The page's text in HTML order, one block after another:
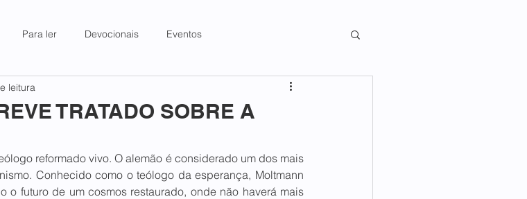
Para ler Devocionais Eventos
TRATADO SOBRE A
leitura
reformado vivo. O alemão é considerado um dos mais
Conhecido como o teólogo da esperança, Moltmann
o futuro de um cosmos restaurado, onde não haverá mais